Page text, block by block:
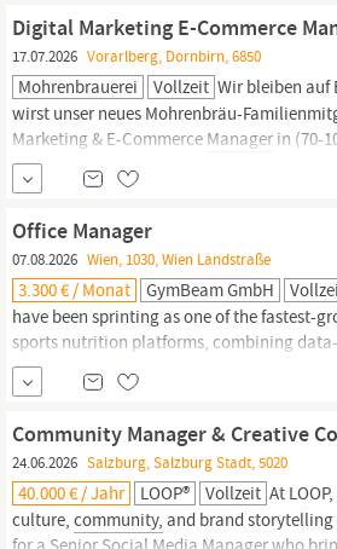
Digital Marketing E-Commerce
17.07.2026 Vorarlberg, Dornbirn, 6850
Mohrenbrauerei Vollzeit Wir bleiben auf
wirst unser neues Mohrenbräu-
Marketing & E-Commerce Manager in (70-
entwickelst unseren B2C-Webshop sowie
Orderplattform. Zudem planst und
Marketing sowieCommunity
Office Manager
07.08.2026 Wien, 1030, Wien Landstraße
3.300 € / Monat GymBeam GmbH
have been sprinting as one of the fastest-
sports nutrition platforms, combining
a passion for innovation. Our mission is to
communityof athletes, fitness enthusiasts,
an athlete could...
Community Manager & Creative
24.06.2026 Salzburg, Salzburg Stadt, 5020
40.000 € / Jahr LOOP® Vollzeit At
culture, community, and brand storytelling